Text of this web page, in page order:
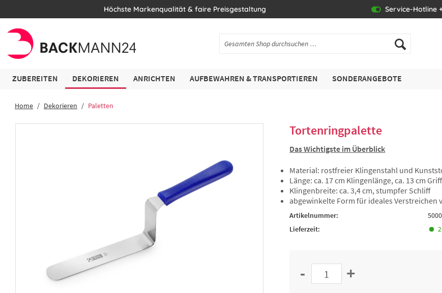
Höchste Markenqualität & faire Preisgestaltung Service-Hotline
ZUBEREITEN DEKORIEREN ANRICHTEN AUFBEWAHREN & TRANSPORTIEREN SONDERANGEBOTE
Home Dekorieren Paletten
Tortenringpalette
Das Wichtigste im Überblick
Material: rostfreier Klingenstahl und
Länge: ca. 17 cm Klingenlänge, ca. 13 cm
Klingenbreite: ca. 3,4 cm, stumpfer Schliff
abgewinkelte Form für ideales
Artikelnummer:
Lieferzeit:
- +